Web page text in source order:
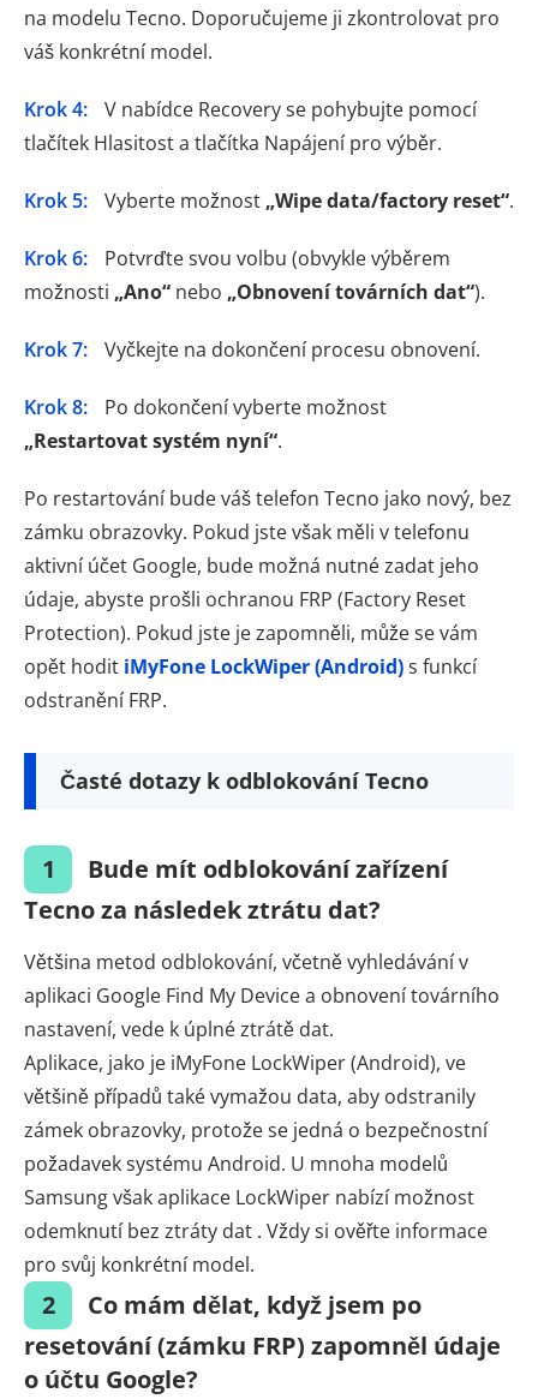
na modelu Tecno. Doporučujeme ji zkontrolovat pro
váš konkrétní model.
Krok 4:
V nabídce Recovery se pohybujte pomocí
tlačítek Hlasitost a tlačítka Napájení pro výběr.
Krok 5: Vyberte možnost „Wipe data/factory reset“.
Krok 6:
Potvrďte svou volbu (obvykle výběrem
možnosti „Ano“ nebo „Obnovení továrních dat“).
Krok 7: Vyčkejte na dokončení procesu obnovení.
Krok 8:
Po dokončení vyberte možnost
„Restartovat systém nyní“.
Po restartování bude váš telefon Tecno jako nový, bez
zámku obrazovky. Pokud jste však měli v telefonu
aktivní účet Google, bude možná nutné zadat jeho
údaje, abyste prošli ochranou FRP (Factory Reset
Protection). Pokud jste je zapomněli, může se vám
opět hodit iMyFone LockWiper (Android)s funkcí
odstranění FRP.
Časté dotazy k odblokování Tecno
1
Bude mít odblokování zařízení
Tecno za následek ztrátu dat?
Většina metod odblokování, včetně vyhledávání v
aplikaci Google Find My Device a obnovení továrního
nastavení, vede k úplné ztrátě dat.
Aplikace, jako je iMyFone LockWiper (Android), ve
většině případů také vymažou data, aby odstranily
zámek obrazovky, protože se jedná o bezpečnostní
požadavek systému Android. U mnoha modelů
Samsung však aplikace LockWiper nabízí možnost
odemknutí bez ztráty dat . Vždy si ověřte informace
pro svůj konkrétní model.
2
Co mám dělat, když jsem po
resetování (zámku FRP) zapomněl údaje
o účtu Google?